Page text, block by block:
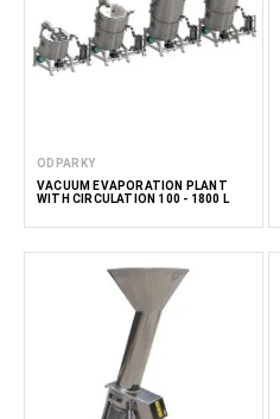
ODPARKY
VACUUM EVAPORATION PLANT
WITH CIRCULATION 100 - 1800 L